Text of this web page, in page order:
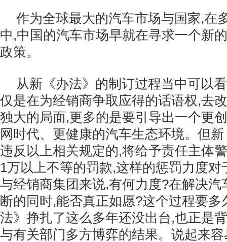
作为全球最大的汽车市场与国家,在
中,中国的汽车市场早就在寻求一个新
政策。
从新《办法》的制订过程当中可以
仅是在为经销商争取应得的话语权,去
独大的局面,更多的是要引导出一个更
网时代、更健康的汽车生态环境。但
违反以上相关规定的,将给予责任主体
1万以上不等的罚款,这样的惩罚力度
与经销商集团来说,有何力度?在解决汽
断的同时,能否真正如愿?这个过程要多
法》挣扎了这么多年还没出台,也正是
与有关部门多方博弈的结果。说起来